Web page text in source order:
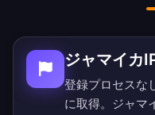
ジャマイカ
登録プロセスな
に取得。ジャマ